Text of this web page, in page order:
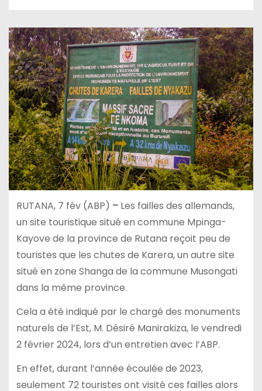
RUTANA, 7 fév (ABP) – Les failles des allemands,
un site touristique situé en commune Mpinga-
Kayove de la province de Rutana reçoit peu de
touristes que les chutes de Karera, un autre site
situé en zone Shanga de la commune Musongati
dans la même province.
Cela a été indiqué par le chargé des monuments
naturels de l’Est, M. Désiré Manirakiza, le vendredi
2 février 2024, lors d’un entretien avec l’ABP.
En effet, durant l’année écoulée de 2023,
seulement 72 touristes ont visité ces failles alors